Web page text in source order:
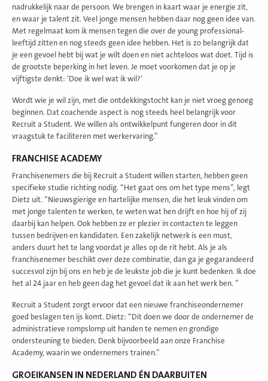
nadrukkelijk naar de persoon. We brengen in kaart waar je energie zit,
en waar je talent zit. Veel jonge mensen hebben daar nog geen idee van.
Met regelmaat kom ik mensen tegen die over de young professional-
leeftijd zitten en nog steeds geen idee hebben. Het is zo belangrijk dat
je een gevoel hebt bij wat je wilt doen en niet achteloos wat doet. Tijd is
de grootste beperking in het leven. Je moet voorkomen dat je op je
vijftigste denkt: ‘Doe ik wel wat ik wil?’
Wordt wie je wil zijn, met die ontdekkingstocht kan je niet vroeg genoeg
beginnen. Dat coachende aspect is nog steeds heel belangrijk voor
Recruit a Student. We willen als ontwikkelpunt fungeren door in dit
vraagstuk te faciliteren met werkervaring.”
FRANCHISE ACADEMY
Franchisenemers die bij Recruit a Student willen starten, hebben geen
specifieke studie richting nodig. “Het gaat ons om het type mens”, legt
Dietz uit. “Nieuwsgierige en hartelijke mensen, die het leuk vinden om
met jonge talenten te werken, te weten wat hen drijft en hoe hij of zij
daarbij kan helpen. Ook hebben ze er plezier in contacten te leggen
tussen bedrijven en kandidaten. Een zakelijk netwerk is een must,
anders duurt het te lang voordat je alles op de rit hebt. Als je als
franchisenemer beschikt over deze combinatie, dan ga je gegarandeerd
succesvol zijn bij ons en heb je de leukste job die je kunt bedenken. Ik doe
het al 24 jaar en heb geen dag het gevoel dat ik aan het werk ben. ”
Recruit a Student zorgt ervoor dat een nieuwe franchiseondernemer
goed beslagen ten ijs komt. Dietz: “Dit doen we door de ondernemer de
administratieve rompslomp uit handen te nemen en grondige
ondersteuning te bieden. Denk bijvoorbeeld aan onze Franchise
Academy, waarin we ondernemers trainen.”
GROEIKANSEN IN NEDERLAND ÉN DAARBUITEN